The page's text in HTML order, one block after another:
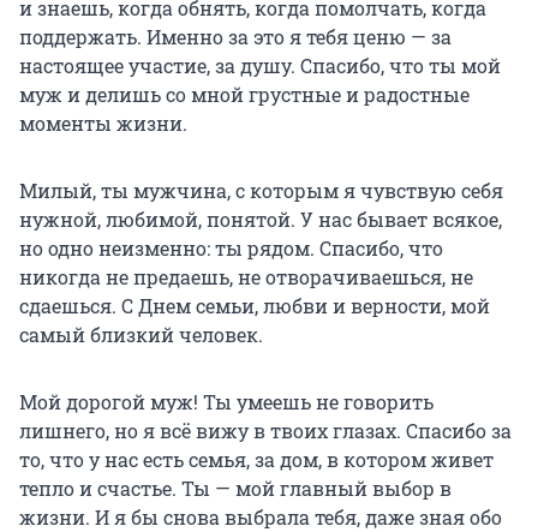
и знаешь, когда обнять, когда помолчать, когда
поддержать. Именно за это я тебя ценю — за
настоящее участие, за душу. Спасибо, что ты мой
муж и делишь со мной грустные и радостные
моменты жизни.
Милый, ты мужчина, с которым я чувствую себя
нужной, любимой, понятой. У нас бывает всякое,
но одно неизменно: ты рядом. Спасибо, что
никогда не предаешь, не отворачиваешься, не
сдаешься. С Днем семьи, любви и верности, мой
самый близкий человек.
Мой дорогой муж! Ты умеешь не говорить
лишнего, но я всё вижу в твоих глазах. Спасибо за
то, что у нас есть семья, за дом, в котором живет
тепло и счастье. Ты — мой главный выбор в
жизни. И я бы снова выбрала тебя, даже зная обо